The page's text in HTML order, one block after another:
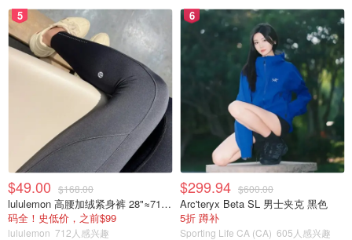
5
$49.00 $168.00
lululemon 高腰加绒紧身裤 28"≈71cm 5个口袋
码全！史低价，之前$99
lululemon 712人感兴趣
6
$299.94 $600.00
Arc'teryx Beta SL 男士夹克 黑色
5折 蹲补
Sporting Life CA (CA) 605人感兴趣